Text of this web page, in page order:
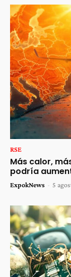
RSE
Más calor,
podría
ExpokNews - 5